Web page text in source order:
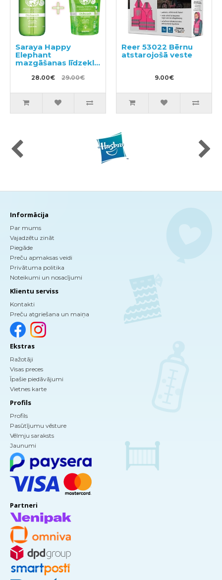
Saraya Happy
Elephant
mazgāšanas līdzeklis
traukiem, dārzeņiem
un augļiem 300ml +
28.00€ 29.00€
Reer 53022 Bērnu
atstarojošā veste
9.00€
Informācija
Par mums
Vajadzētu zināt
Piegāde
Preču apmaksas veidi
Privātuma politika
Noteikumi un nosacījumi
Klientu serviss
Kontakti
Preču atgriešana un maiņa
Ekstras
Ražotāji
Visas preces
Īpašie piedāvājumi
Vietnes karte
Profils
Profils
Pasūtījumu vēsture
Vēlmju saraksts
Jaunumi
Partneri